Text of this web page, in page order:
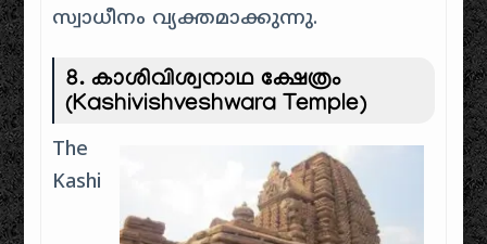
സ്വാധീനം വ്യക്തമാക്കുന്നു.
8.കാശിവിശ്വനാഥ ക്ഷേത്രം
(Kashivishveshwara Temple)
The
Kashi